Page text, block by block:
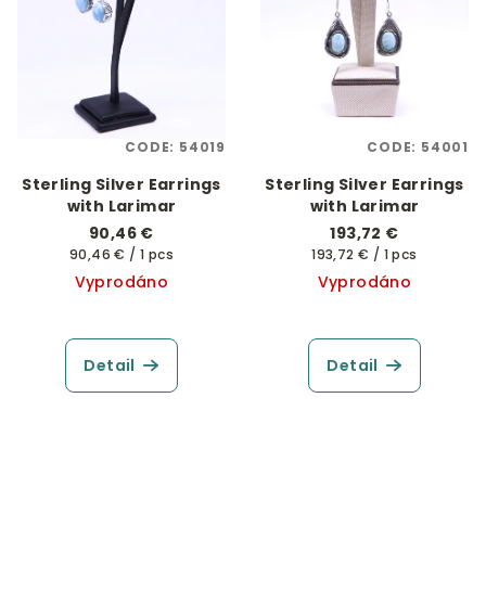
Sterling Silver Earrings
with Larimar
90,46 €
Measure
price:
90,46 € / 1 pcs
Vyprodáno
Detail
CODE: 54019
Sterling Silver Earrings
with Larimar
193,72 €
Measure
price:
193,72 € / 1 pcs
Vyprodáno
Detail
CODE: 54001